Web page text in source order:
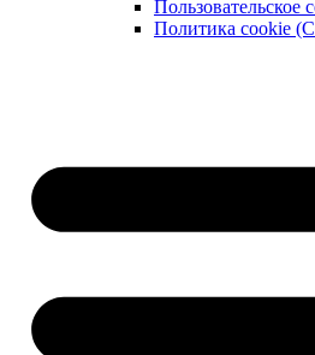
Пользовательское
Политика cookie